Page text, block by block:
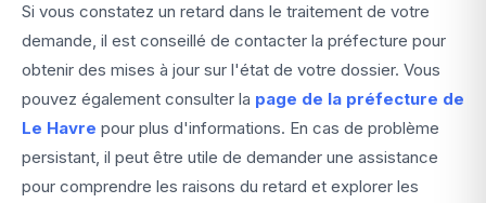
Si vous constatez un retard dans le traitement de votre
demande, il est conseillé de contacter la préfecture pour
obtenir des mises à jour sur l'état de votre dossier. Vous
pouvez également consulter la page de la préfecture de
Le Havre pour plus d'informations. En cas de problème
persistant, il peut être utile de demander une assistance
pour comprendre les raisons du retard et explorer les